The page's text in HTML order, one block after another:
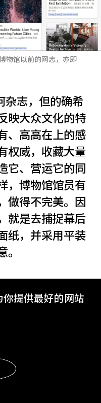
提供最好的网站
物馆以前的网志，亦即
杂志，但的确希
映大众文化的特
、高高在上的感
权威，收藏大量
它、营运它的同
，博物馆馆员有
做得不完美。因
就是去捕捉幕后
纸，并采用平装
确有点相似。若
毫无章法，但如
现当中有类似社
取灵感有关，